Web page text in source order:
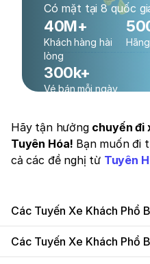
Có mặt tại 8 quốc
40M+
Khách hàng hài
lòng
300k+
Vé bán mỗi ngày
Hãy tận hưởng chuyến đi
Tuyên Hóa! Bạn muốn đi
cả các đề nghị từ Tuyên
Các Tuyến Xe Khách Phổ
Các Tuyến Xe Khách Phổ